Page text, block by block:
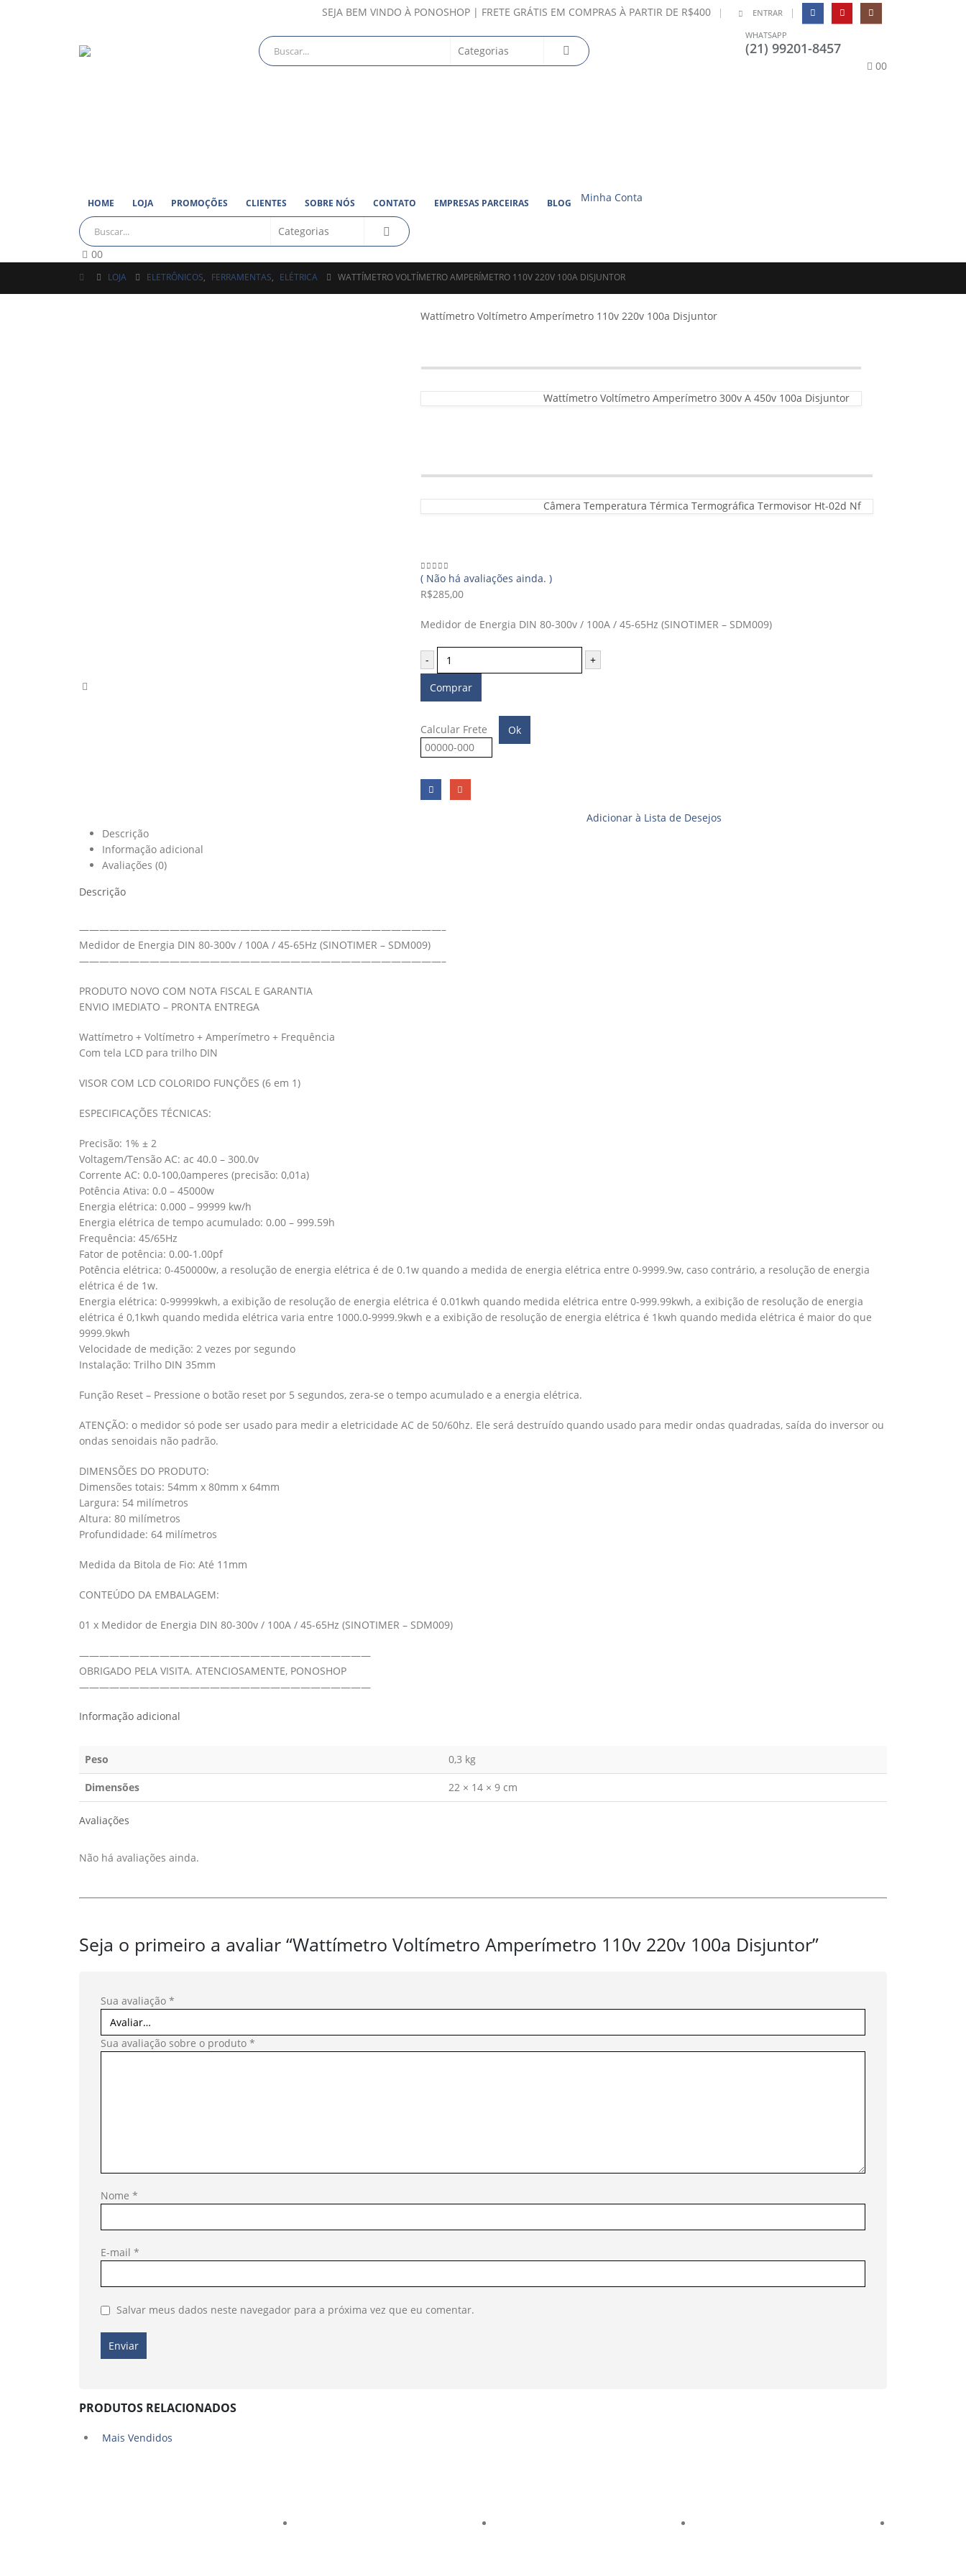
SEJA BEM VINDO À PONOSHOP | FRETE GRÁTIS EM COMPRAS À PARTIR DE R$400 | ENTRAR |
WHATSAPP
(21) 99201-8457
00
HOME LOJA PROMOÇÕES CLIENTES SOBRE NÓS CONTATO EMPRESAS PARCEIRAS BLOG Minha Conta
00
LOJA ELETRÔNICOS, FERRAMENTAS, ELÉTRICA WATTÍMETRO VOLTÍMETRO AMPERÍMETRO 110V 220V 100A DISJUNTOR
Wattímetro Voltímetro Amperímetro 110v 220v 100a Disjuntor
Wattímetro Voltímetro Amperímetro 300v A 450v 100a Disjuntor
Câmera Temperatura Térmica Termográfica Termovisor Ht-02d Nf
0 out of 5
( Não há avaliações ainda. )
R$285,00
Medidor de Energia DIN 80-300v / 100A / 45-65Hz (SINOTIMER – SDM009)
- +
Comprar
Calcular Frete Ok
Adicionar à Lista de Desejos
Descrição
Informação adicional
Avaliações (0)
Descrição
————————————————————————————————————–
Medidor de Energia DIN 80-300v / 100A / 45-65Hz (SINOTIMER – SDM009)
————————————————————————————————————–
PRODUTO NOVO COM NOTA FISCAL E GARANTIA
ENVIO IMEDIATO – PRONTA ENTREGA
Wattímetro + Voltímetro + Amperímetro + Frequência
Com tela LCD para trilho DIN
VISOR COM LCD COLORIDO FUNÇÕES (6 em 1)
ESPECIFICAÇÕES TÉCNICAS:
Precisão: 1% ± 2
Voltagem/Tensão AC: ac 40.0 – 300.0v
Corrente AC: 0.0-100,0amperes (precisão: 0,01a)
Potência Ativa: 0.0 – 45000w
Energia elétrica: 0.000 – 99999 kw/h
Energia elétrica de tempo acumulado: 0.00 – 999.59h
Frequência: 45/65Hz
Fator de potência: 0.00-1.00pf
Potência elétrica: 0-450000w, a resolução de energia elétrica é de 0.1w quando a medida de energia elétrica entre 0-9999.9w, caso contrário, a resolução de energia
elétrica é de 1w.
Energia elétrica: 0-99999kwh, a exibição de resolução de energia elétrica é 0.01kwh quando medida elétrica entre 0-999.99kwh, a exibição de resolução de energia
elétrica é 0,1kwh quando medida elétrica varia entre 1000.0-9999.9kwh e a exibição de resolução de energia elétrica é 1kwh quando medida elétrica é maior do que
9999.9kwh
Velocidade de medição: 2 vezes por segundo
Instalação: Trilho DIN 35mm
Função Reset – Pressione o botão reset por 5 segundos, zera-se o tempo acumulado e a energia elétrica.
ATENÇÃO: o medidor só pode ser usado para medir a eletricidade AC de 50/60hz. Ele será destruído quando usado para medir ondas quadradas, saída do inversor ou
ondas senoidais não padrão.
DIMENSÕES DO PRODUTO:
Dimensões totais: 54mm x 80mm x 64mm
Largura: 54 milímetros
Altura: 80 milímetros
Profundidade: 64 milímetros
Medida da Bitola de Fio: Até 11mm
CONTEÚDO DA EMBALAGEM:
01 x Medidor de Energia DIN 80-300v / 100A / 45-65Hz (SINOTIMER – SDM009)
—————————————————————————————
OBRIGADO PELA VISITA. ATENCIOSAMENTE, PONOSHOP
—————————————————————————————
Informação adicional
Peso 0,3 kg
Dimensões 22 × 14 × 9 cm
Avaliações
Não há avaliações ainda.
Seja o primeiro a avaliar “Wattímetro Voltímetro Amperímetro 110v 220v 100a Disjuntor”
Sua avaliação *
Sua avaliação sobre o produto *
Nome *
E-mail *
Salvar meus dados neste navegador para a próxima vez que eu comentar.
PRODUTOS RELACIONADOS
Mais Vendidos